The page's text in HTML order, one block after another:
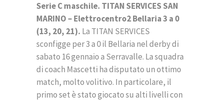
Serie C maschile. TITAN SERVICES SAN
MARINO – Elettrocentro2 Bellaria 3 a 0
(13, 20, 21). La TITAN SERVICES
sconfigge per 3 a 0 il Bellaria nel derby di
sabato 16 gennaio a Serravalle. La squadra
di coach Mascetti ha disputato un ottimo
match, molto volitivo. In particolare, il
primo set è stato giocato su alti livelli con